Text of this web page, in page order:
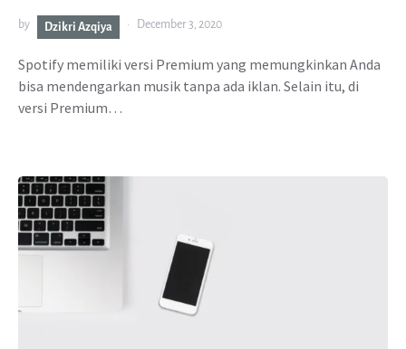
by Dzikri Azqiya December 3, 2020
Spotify memiliki versi Premium yang memungkinkan Anda
bisa mendengarkan musik tanpa ada iklan. Selain itu, di
versi Premium…